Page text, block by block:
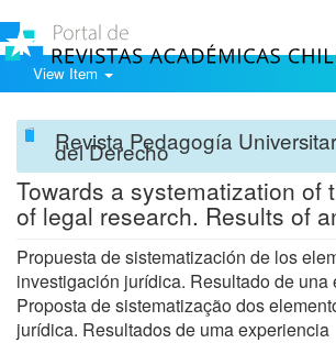
View Item
Revista Pedagogía
del Derecho
Towards a systematization of
of legal research. Results of
Propuesta de sistematización de los
investigación jurídica. Resultado de una
Proposta de sistematização dos
jurídica. Resultados de uma experiencia